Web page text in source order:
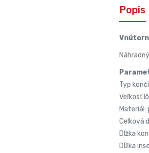
Popis
Typ
Veľkosť
Materiál:
Celková
Dĺžka
Dĺžka